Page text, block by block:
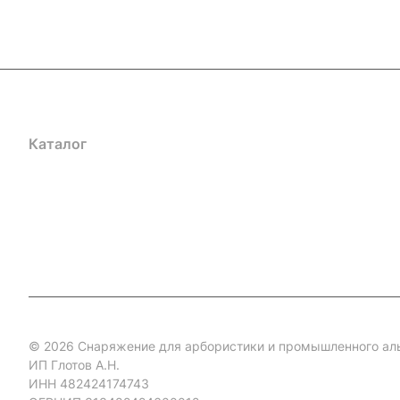
Каталог
© 2026 Снаряжение для арбористики и промышленного
ИП Глотов А.Н.
ИНН 482424174743